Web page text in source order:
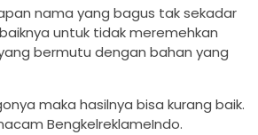
nama yang bagus tak sekadar
untuk tidak meremehkan
bermutu dengan bahan yang
maka hasilnya bisa kurang baik.
BengkelreklameIndo.